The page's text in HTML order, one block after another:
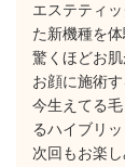
エステティ
た新機種を
驚くほどお肌
お顔に施術
今生えてる
るハイブリ
次回もお楽し